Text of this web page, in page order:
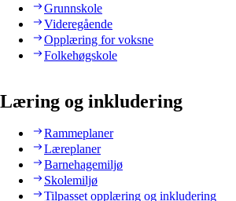
Grunnskole
Videregående
Opplæring for voksne
Folkehøgskole
Læring og inkludering
Rammeplaner
Læreplaner
Barnehagemiljø
Skolemiljø
Tilpasset opplæring og inkludering